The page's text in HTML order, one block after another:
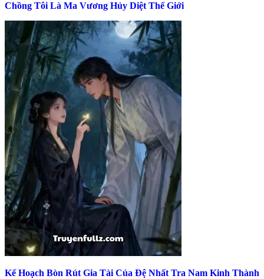
Chồng Tôi Là Ma Vương Hủy Diệt Thế Giới
Kế Hoạch Bòn Rút Gia Tài Của Đệ Nhất Tra Nam Kinh Thành